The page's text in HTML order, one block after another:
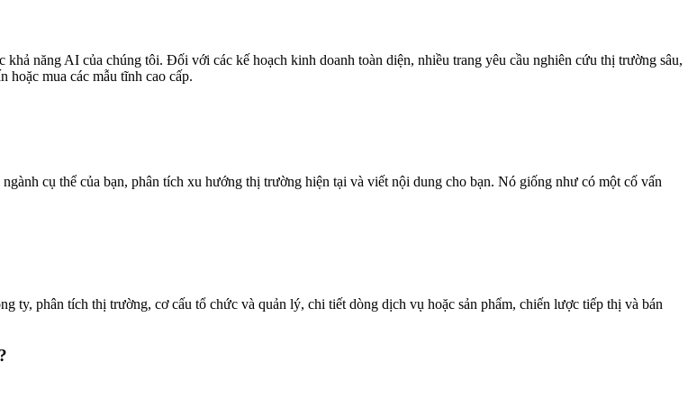
năng AI của chúng tôi. Đối với các kế hoạch kinh doanh toàn diện, nhiều trang yêu cầu nghiên cứu thị trường sâu,
hoặc mua các mẫu tĩnh cao cấp.
cụ thể của bạn, phân tích xu hướng thị trường hiện tại và viết nội dung cho bạn. Nó giống như có một cố vấn
ty, phân tích thị trường, cơ cấu tổ chức và quản lý, chi tiết dòng dịch vụ hoặc sản phẩm, chiến lược tiếp thị và bán